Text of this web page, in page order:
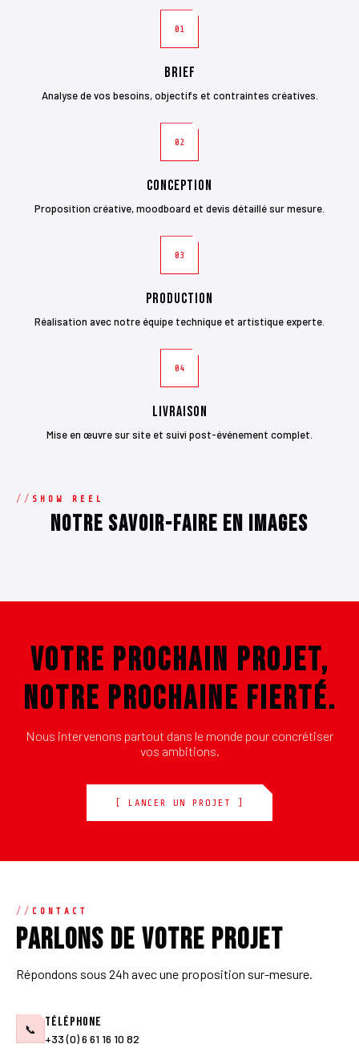
01
Brief
Analyse de vos besoins, objectifs et contraintes créatives.
02
Conception
Proposition créative, moodboard et devis détaillé sur mesure.
03
Production
Réalisation avec notre équipe technique et artistique experte.
04
Livraison
Mise en œuvre sur site et suivi post-événement complet.
SHOW REEL
Notre savoir-faire en images
VOTRE PROCHAIN PROJET,
NOTRE PROCHAINE FIERTÉ.
Nous intervenons partout dans le monde pour concrétiser
vos ambitions.
[ LANCER UN PROJET ]
CONTACT
Parlons de votre projet
Répondons sous 24h avec une proposition sur-mesure.
📞 Téléphone
+33 (0) 6 61 16 10 82